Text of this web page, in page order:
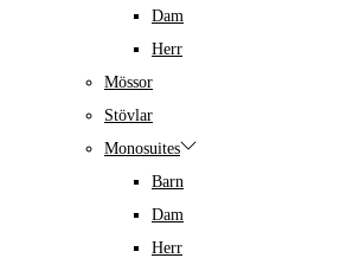
Dam
Herr
Mössor
Stövlar
Monosuites
Barn
Dam
Herr